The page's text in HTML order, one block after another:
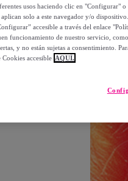
POR
usos haciendo clic en "Configurar"
aplican solo a este navegador y/o
accesible a través del enlace
funcionamiento de nuestro servicio,
y no están sujetas a consentimiento.
Cookies accesible AQUÍ.